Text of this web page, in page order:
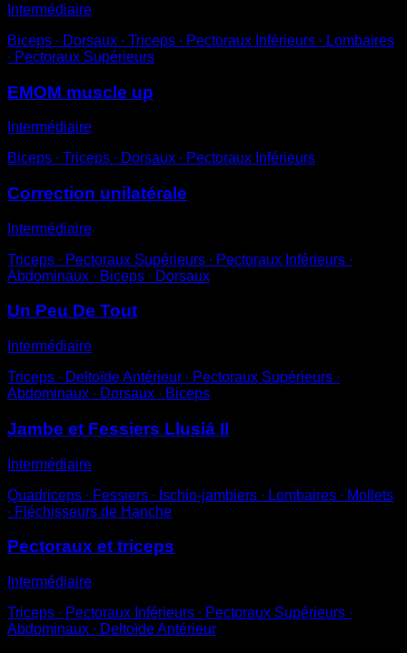
Intermédiaire
Biceps ∙ Dorsaux ∙ Triceps ∙ Pectoraux Inférieurs ∙ Lombaires
∙ Pectoraux Supérieurs
EMOM muscle up
Intermédiaire
Biceps ∙ Triceps ∙ Dorsaux ∙ Pectoraux Inférieurs
Correction unilatérale
Intermédiaire
Triceps ∙ Pectoraux Supérieurs ∙ Pectoraux Inférieurs ∙
Abdominaux ∙ Biceps ∙ Dorsaux
Un Peu De Tout
Intermédiaire
Triceps ∙ Deltoïde Antérieur ∙ Pectoraux Supérieurs ∙
Abdominaux ∙ Dorsaux ∙ Biceps
Jambe et Fessiers Llusiá II
Intermédiaire
Quadriceps ∙ Fessiers ∙ Ischio-jambiers ∙ Lombaires ∙ Mollets
∙ Fléchisseurs de Hanche
Pectoraux et triceps
Intermédiaire
Triceps ∙ Pectoraux Inférieurs ∙ Pectoraux Supérieurs ∙
Abdominaux ∙ Deltoïde Antérieur